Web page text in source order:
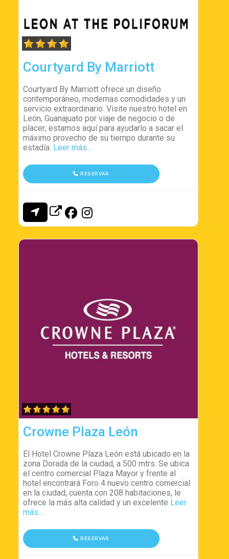
Courtyard By Marriott
Courtyard By Marriott ofrece un diseño
contemporáneo, modernas comodidades y un
servicio extraordinario. Visite nuestro hotel en
León, Guanajuato por viaje de negocio o de
placer; estamos aquí para ayudarlo a sacar el
máximo provecho de su tiempo durante su
estadía. Leer más...
RESERVAR
Crowne Plaza León
El Hotel Crowne Plaza León está ubicado en la
zona Dorada de la ciudad, a 500 mtrs. Se ubica
el centro comercial Plaza Mayor y frente al
hotel encontrará Foro 4 nuevo centro comercial
en la ciudad, cuenta con 208 habitaciones, le
ofrece la más alta calidad y un excelente Leer
más...
RESERVAR